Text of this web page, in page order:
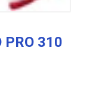
PRO 310